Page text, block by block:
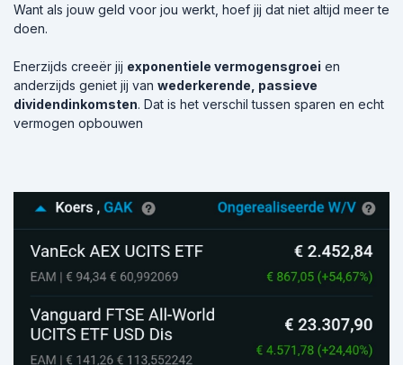
Want als jouw geld voor jou werkt, hoef jij dat niet altijd meer te
doen.
Enerzijds creeër jij exponentiele vermogensgroei en
anderzijds geniet jij van wederkerende, passieve
dividendinkomsten. Dat is het verschil tussen sparen en echt
vermogen opbouwen